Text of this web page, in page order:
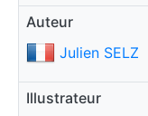
Auteur
Julien SELZ
Illustrateur